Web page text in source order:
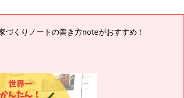
づくりノートの書き方noteがおすすめ！